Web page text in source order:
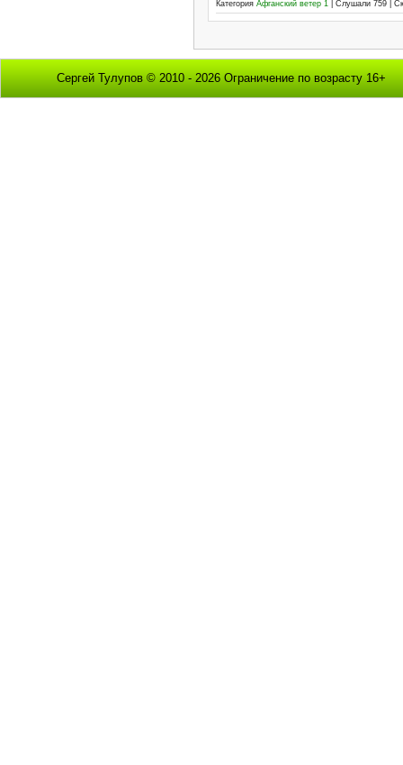
Категория Афганский ветер 1 | Слушали 759 |
Сергей Тулупов © 2010 - 2026 Ограничение по возрасту 16+